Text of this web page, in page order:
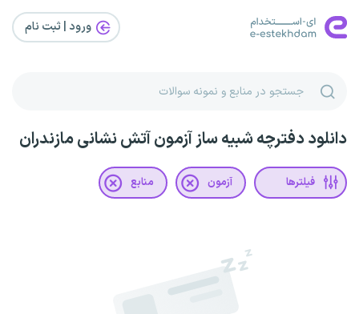
ورود | ثبت‌ نام
دانلود دفترچه شبیه ساز آزمون آتش نشانی مازندران
فیلترها آزمون منابع